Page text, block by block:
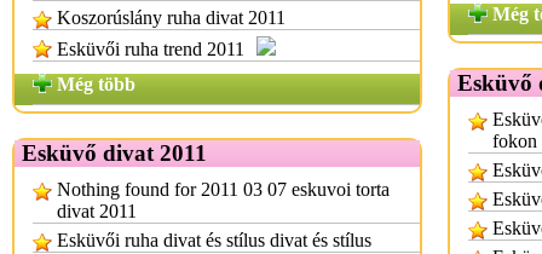
Koszorúslány ruha divat 2011
Esküvői ruha trend 2011
Még több
Esküvő divat 2011
Nothing found for 2011 03 07 eskuvoi torta
divat 2011
Esküvői ruha divat és stílus divat és stílus
Még
Esküvő
fokon